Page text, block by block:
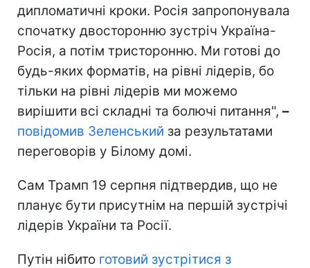
дипломатичні кроки. Росія запропонувала
спочатку двосторонню зустріч Україна-
Росія, а потім тристоронню. Ми готові до
будь-яких форматів, на рівні лідерів, бо
тільки на рівні лідерів ми можемо
вирішити всі складні та болючі питання", –
повідомив Зеленський за результатами
переговорів у Білому домі.
Сам Трамп 19 серпня підтвердив, що не
планує бути присутнім на першій зустрічі
лідерів України та Росії.
Путін нібито готовий зустрітися з